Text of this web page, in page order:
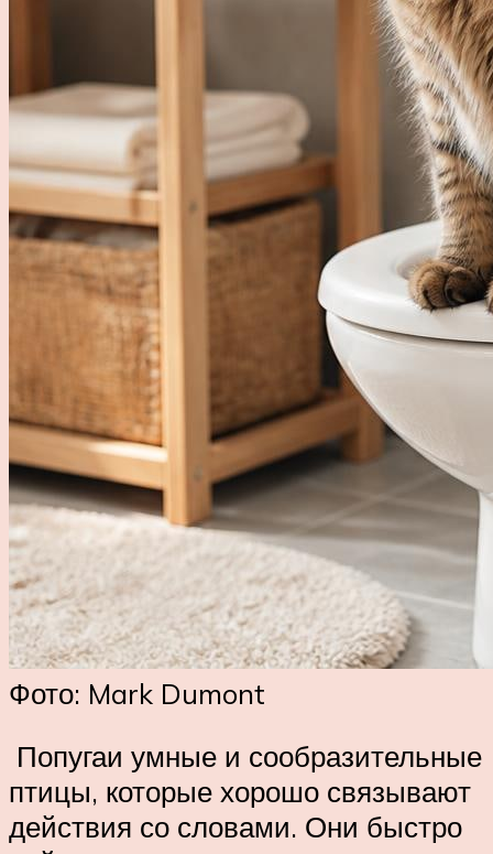
Фото: Mark Dumont
Попугаи умные и сообразительные
птицы, которые хорошо связывают
действия со словами. Они быстро